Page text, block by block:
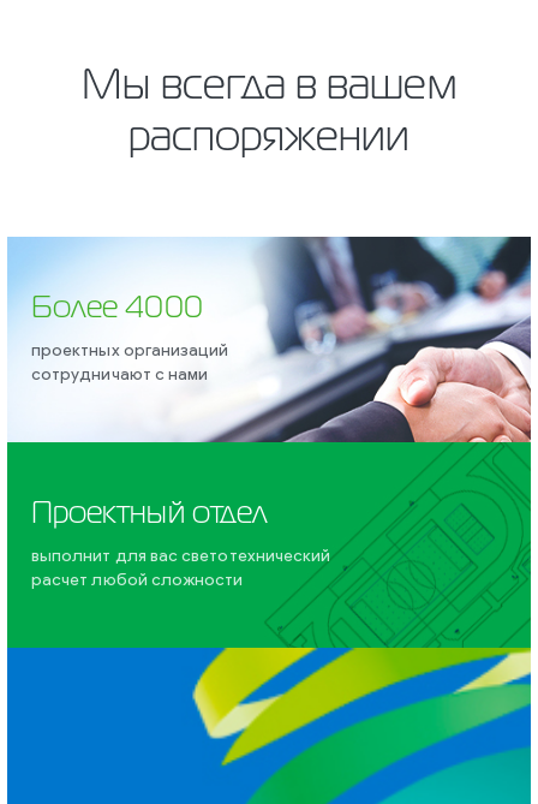
Мы всегда в вашем
распоряжении
Более 4000
проектных организаций
сотрудничают с нами
Проектный отдел
выполнит для вас светотехнический
расчет любой сложности